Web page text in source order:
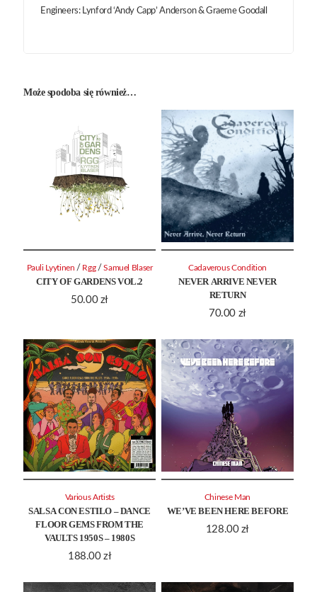
Engineers: Lynford ‘Andy Capp’ Anderson & Graeme Goodall
Może spodoba się również…
CITY OF GARDENS VOL.2
50.00 zł
Pauli Lyytinen / Rgg /Samuel Blaser
NEVER ARRIVE NEVER
RETURN
70.00 zł
Cadaverous Condition
SALSA CON ESTILO – DANCE
FLOOR GEMS FROM THE
VAULTS 1950S – 1980S
188.00 zł
Various Artists
WE’VE BEEN HERE BEFORE
128.00 zł
Chinese Man